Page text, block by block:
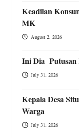
Keadilan
MK
August 2, 2026
Ini Dia
July 31, 2026
Kepala Desa
Warga
July 31, 2026